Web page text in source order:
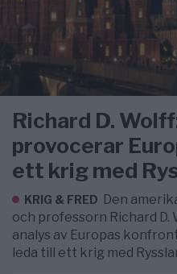
Richard D.
provocerar
ett krig med
KRIG & FRED Den
och professorn Richard
analys av Europas
leda till ett krig med